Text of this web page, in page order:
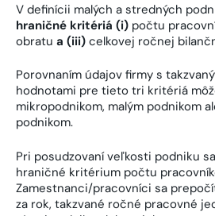
V definícii malých a stredných
hraničné kritériá (i) počtu
obratu a (iii) celkovej ročnej
Porovnaním údajov firmy s
hodnotami pre tieto tri kritériá
mikropodnikom, malým podnikom
podnikom.
Pri posudzovaní veľkosti podniku
hraničné kritérium počtu
Zamestnanci/pracovníci sa
za rok, takzvané ročné pracovné